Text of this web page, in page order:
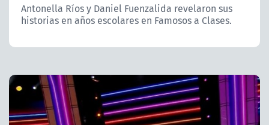
CORPORATIVO Y TRANSPARENCIA
Antonella Ríos y Daniel Fuenzalida revelaron sus
historias en años escolares en Famosos a Clases.